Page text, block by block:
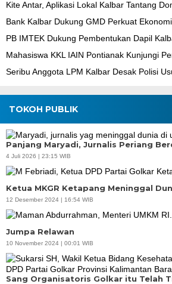
Kite Antar, Aplikasi Lokal Kalbar Tantang
Bank Kalbar Dukung GMD Perkuat
PB IMTEK Dukung Pembentukan Dapil
Mahasiswa KKL IAIN Pontianak Kunjungi
Seribu Anggota LPM Kalbar Desak Polisi
TOKOH PUBLIK
Panjang Maryadi, Jurnalis Periang
4 Juli 2026 | 23:15 WIB
Ketua MKGR Ketapang Meninggal
12 Desember 2024 | 16:54 WIB
Jumpa Relawan
10 November 2024 | 00:01 WIB
Sang Organisatoris Golkar itu Telah